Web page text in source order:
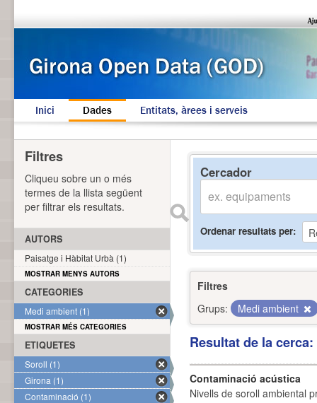
Inici Dades Entitats, àrees i serveis
Cercador
Ordenar resultats per
Filtres
Grups:
Medi ambient
Resultat de la
Contaminació acústica
Nivells de soroll ambiental
Filtres
Cliqueu sobre un o més
termes de la llista següent
per filtrar els resultats.
AUTORS
Paisatge i Hàbitat Urbà (1)
MOSTRAR MENYS AUTORS
CATEGORIES
Medi ambient (1)
MOSTRAR MÉS CATEGORIES
ETIQUETES
Soroll (1)
Girona (1)
Contaminació (1)